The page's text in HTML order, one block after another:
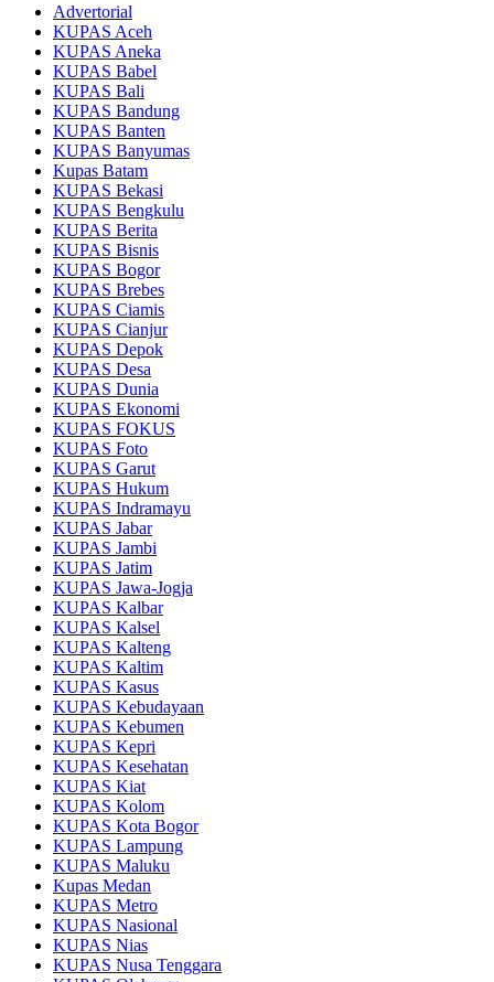
Advertorial
KUPAS Aceh
KUPAS Aneka
KUPAS Babel
KUPAS Bali
KUPAS Bandung
KUPAS Banten
KUPAS Banyumas
Kupas Batam
KUPAS Bekasi
KUPAS Bengkulu
KUPAS Berita
KUPAS Bisnis
KUPAS Bogor
KUPAS Brebes
KUPAS Ciamis
KUPAS Cianjur
KUPAS Depok
KUPAS Desa
KUPAS Dunia
KUPAS Ekonomi
KUPAS FOKUS
KUPAS Foto
KUPAS Garut
KUPAS Hukum
KUPAS Indramayu
KUPAS Jabar
KUPAS Jambi
KUPAS Jatim
KUPAS Jawa-Jogja
KUPAS Kalbar
KUPAS Kalsel
KUPAS Kalteng
KUPAS Kaltim
KUPAS Kasus
KUPAS Kebudayaan
KUPAS Kebumen
KUPAS Kepri
KUPAS Kesehatan
KUPAS Kiat
KUPAS Kolom
KUPAS Kota Bogor
KUPAS Lampung
KUPAS Maluku
Kupas Medan
KUPAS Metro
KUPAS Nasional
KUPAS Nias
KUPAS Nusa Tenggara